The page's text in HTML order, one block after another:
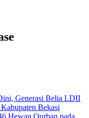
Generasi Belia LDII
Bekasi